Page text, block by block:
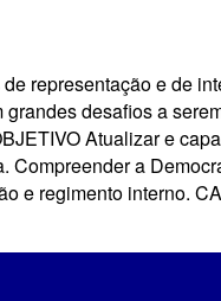
representação e de
desafios a
Atualizar e
Compreender a
e regimento interno.